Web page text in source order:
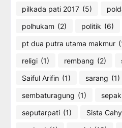
pilkada pati 2017 (5)
polhukam (2) politik (6)
pt dua putra utama makmur
religi (1) rembang (2)
Saiful Arifin (1) sarang (1)
sembaturagung (1)
seputarpati (1) Sista